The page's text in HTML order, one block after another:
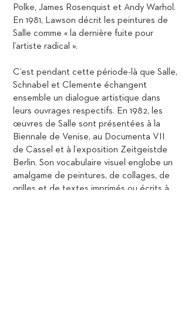
Polke, James Rosenquist et Andy Warhol.
En 1981, Lawson décrit les peintures de
Salle comme « la dernière fuite pour
l’artiste radical ».
C’est pendant cette période-là que Salle,
Schnabel et Clemente échangent
ensemble un dialogue artistique dans
leurs ouvrages respectifs. En 1982, les
œuvres de Salle sont présentées à la
Biennale de Venise, au Documenta VII
de Cassel et à l’exposition Zeitgeistde
Berlin. Son vocabulaire visuel englobe un
amalgame de peintures, de collages, de
grilles et de textes imprimés ou écrits à